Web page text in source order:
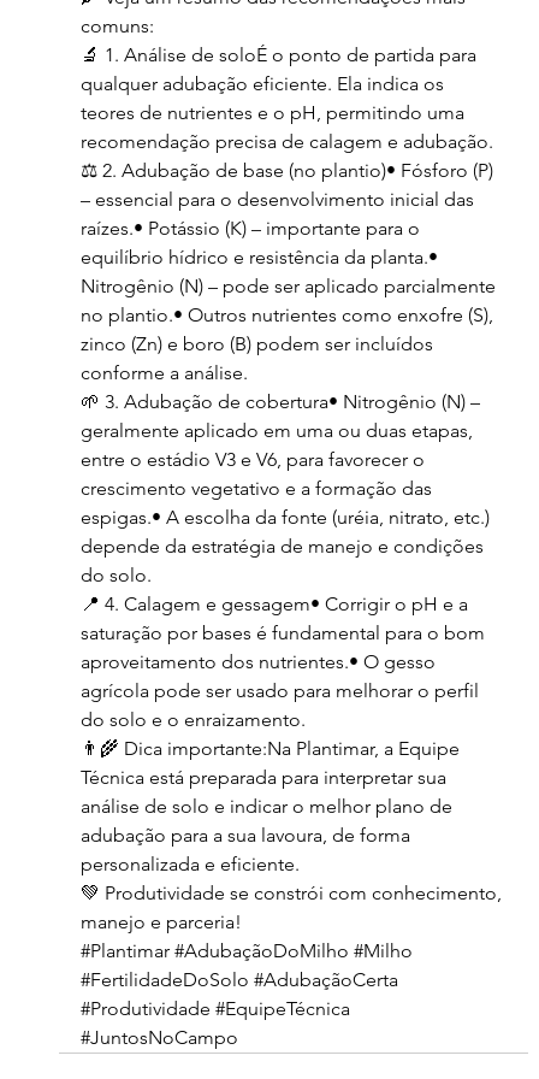
comuns:
🔬 1. Análise de soloÉ o ponto de partida para
qualquer adubação eficiente. Ela indica os
teores de nutrientes e o pH, permitindo uma
recomendação precisa de calagem e adubação.
⚖️ 2. Adubação de base (no plantio)• Fósforo (P)
– essencial para o desenvolvimento inicial das
raízes.• Potássio (K) – importante para o
equilíbrio hídrico e resistência da planta.•
Nitrogênio (N) – pode ser aplicado parcialmente
no plantio.• Outros nutrientes como enxofre (S),
zinco (Zn) e boro (B) podem ser incluídos
conforme a análise.
🌱 3. Adubação de cobertura• Nitrogênio (N) –
geralmente aplicado em uma ou duas etapas,
entre o estádio V3 e V6, para favorecer o
crescimento vegetativo e a formação das
espigas.• A escolha da fonte (uréia, nitrato, etc.)
depende da estratégia de manejo e condições
do solo.
📍 4. Calagem e gessagem• Corrigir o pH e a
saturação por bases é fundamental para o bom
aproveitamento dos nutrientes.• O gesso
agrícola pode ser usado para melhorar o perfil
do solo e o enraizamento.
👨‍🌾 Dica importante:Na Plantimar, a Equipe
Técnica está preparada para interpretar sua
análise de solo e indicar o melhor plano de
adubação para a sua lavoura, de forma
personalizada e eficiente.
💚 Produtividade se constrói com conhecimento,
manejo e parceria!
#Plantimar #AdubaçãoDoMilho #Milho
#FertilidadeDoSolo #AdubaçãoCerta
#Produtividade #EquipeTécnica
#JuntosNoCampo